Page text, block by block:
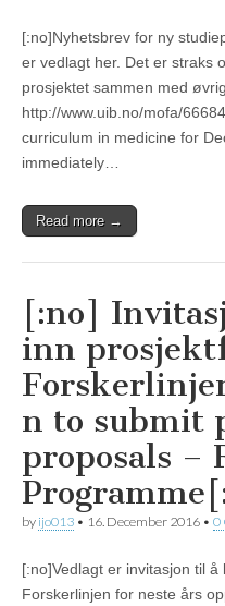
[:no]Nyhetsbrev for ny
er vedlagt her. Det er straks
prosjektet sammen med
http://www.uib.no/mofa/
curriculum in medicine for
immediately…
Read more →
[:no]
inn
n to submit
proposals –
by ijo013 • 16. December 2016 • 0
[:no]Vedlagt er invitasjon til
Forskerlinjen for neste års